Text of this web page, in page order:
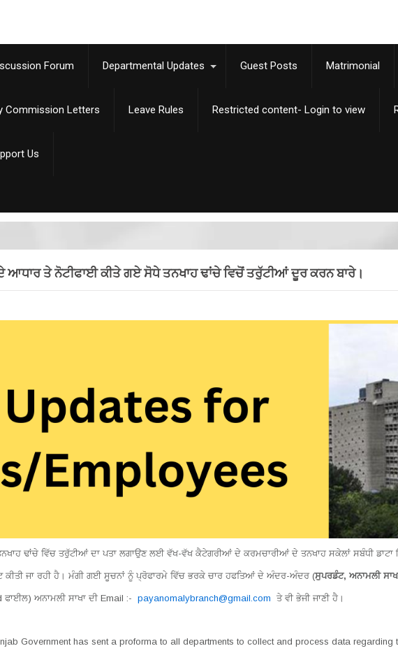
Forum Departmental Updates Guest Posts Matrimonial
Commission Letters Leave Rules Restricted content- Login to view
Us
ਆਧਾਰ ਤੇ ਨੋਟੀਫਾਈ ਕੀਤੇ ਗਏ ਸੋਧੇ ਤਨਖਾਹ ਢਾਂਚੇ ਵਿਚੋਂ ਤਰੁੱਟੀਆਂ ਦੂਰ ਕਰਨ ਬਾਰੇ।
ਢਾਂਚੇ ਵਿੱਚ ਤਰੁੱਟੀਆਂ ਦਾ ਪਤਾ ਲਗਾਉਣ ਲਈ ਵੱਖ-ਵੱਖ ਕੈਟੇਗਰੀਆਂ ਦੇ ਕਰਮਚਾਰੀਆਂ ਦੇ ਤਨਖਾਹ ਸਕੇਲਾਂ ਸਬੰਧੀ
ਕੀਤੀ ਜਾ ਰਹੀ ਹੈ। ਮੰਗੀ ਗਈ ਸੂਚਨਾਂ ਨੂੰ ਪ੍ਰੋਫਾਰਮੇ ਵਿੱਚ ਭਰਕੇ ਚਾਰ ਹਫਤਿਆਂ ਦੇ ਅੰਦਰ-ਅੰਦਰ (ਸੁਪਰਡੰਟ, ਅਨਾਮਲੀ
ਅਨਾਮਲੀ ਸਾਖਾ ਦੀ Email :- payanomalybranch@gmail.com ਤੇ ਵੀ ਭੇਜੀ ਜਾਣੀ ਹੈ।
Government has sent a proforma to all departments to collect and process data